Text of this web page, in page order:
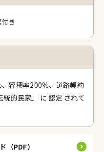
き
容積率200％、道路幅約
的民家』 に 認定 されて
（PDF）